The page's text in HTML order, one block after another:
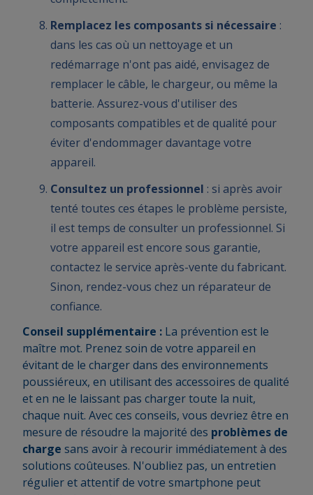
Remplacez les composants si nécessaire :
dans les cas où un nettoyage et un
redémarrage n'ont pas aidé, envisagez de
remplacer le câble, le chargeur, ou même la
batterie. Assurez-vous d'utiliser des
composants compatibles et de qualité pour
éviter d'endommager davantage votre
appareil.
Consultez un professionnel : si après avoir
tenté toutes ces étapes le problème persiste,
il est temps de consulter un professionnel. Si
votre appareil est encore sous garantie,
contactez le service après-vente du fabricant.
Sinon, rendez-vous chez un réparateur de
confiance.
Conseil supplémentaire : La prévention est le
maître mot. Prenez soin de votre appareil en
évitant de le charger dans des environnements
poussiéreux, en utilisant des accessoires de qualité
et en ne le laissant pas charger toute la nuit,
chaque nuit. Avec ces conseils, vous devriez être en
mesure de résoudre la majorité des problèmes de
charge sans avoir à recourir immédiatement à des
solutions coûteuses. N'oubliez pas, un entretien
régulier et attentif de votre smartphone peut